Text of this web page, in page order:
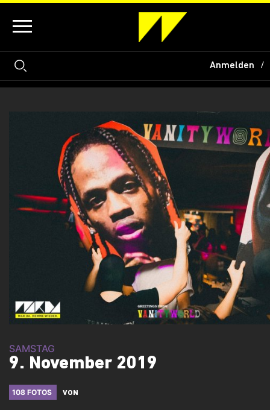
Anmelden
SAMSTAG
9. November 2019
108 FOTOS VON